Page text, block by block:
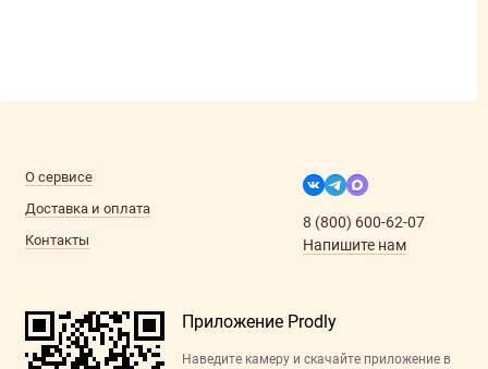
О сервисе
Доставка и оплата
Контакты
8 (800) 600-62-07
Напишите нам
Приложение Prodly
Наведите камеру и скачайте приложение в